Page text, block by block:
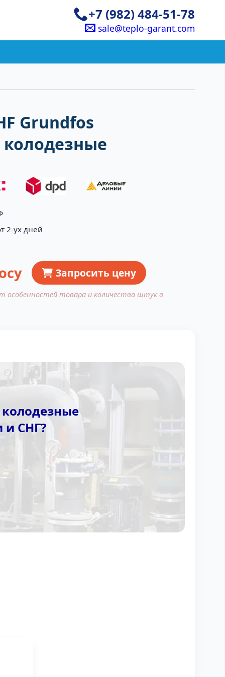
+7 (982) 484-51-78
sale@teplo-garant.com
Grundfos
2-ух дней
Запросить цену
особенностей товара и количества штук в
и СНГ?